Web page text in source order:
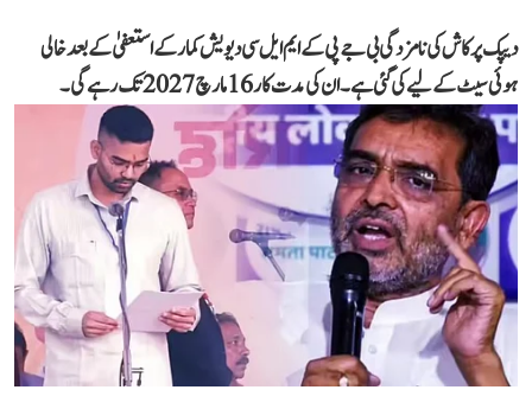
دیپک پرکاش کی نامزدگی بی جے پی کے ایم ایل سی دیویش کمار کے استعفیٰ کے بعد خالی
ہوئی سیٹ کے لیے کی گئی ہے۔ ان کی مدت کار 16 مارچ 2027 تک رہے گی۔